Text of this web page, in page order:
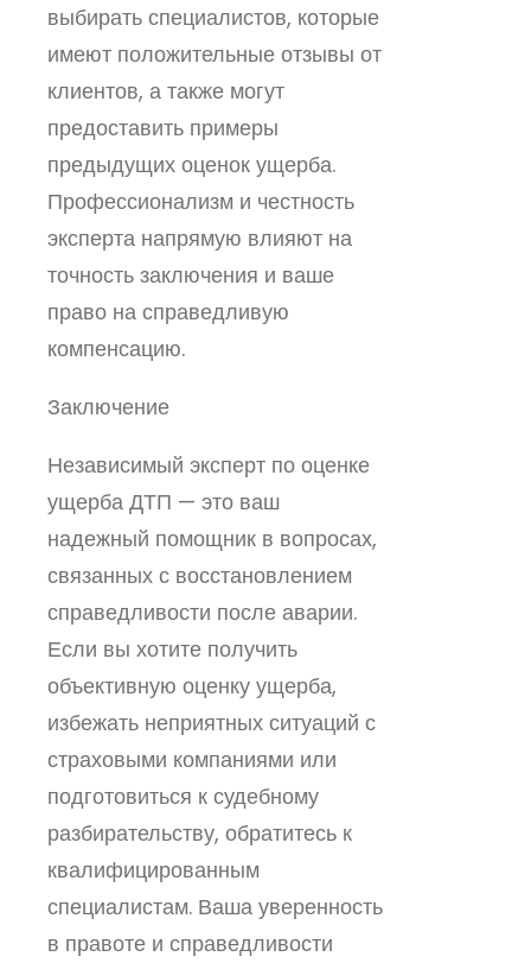
выбирать специалистов, которые
имеют положительные отзывы от
клиентов, а также могут
предоставить примеры
предыдущих оценок ущерба.
Профессионализм и честность
эксперта напрямую влияют на
точность заключения и ваше
право на справедливую
компенсацию.
Заключение
Независимый эксперт по оценке
ущерба ДТП — это ваш
надежный помощник в вопросах,
связанных с восстановлением
справедливости после аварии.
Если вы хотите получить
объективную оценку ущерба,
избежать неприятных ситуаций с
страховыми компаниями или
подготовиться к судебному
разбирательству, обратитесь к
квалифицированным
специалистам. Ваша уверенность
в правоте и справедливости